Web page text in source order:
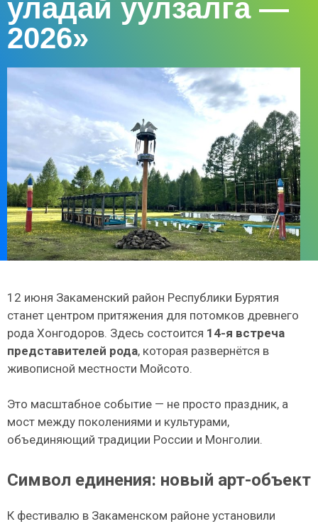
уладай уулзалга —
2026»
12 июня Закаменский район Республики Бурятия
станет центром притяжения для потомков древнего
рода Хонгодоров. Здесь состоится 14-я встреча
представителей рода, которая развернётся в
живописной местности Мойсото.
Это масштабное событие — не просто праздник, а
мост между поколениями и культурами,
объединяющий традиции России и Монголии.
Символ единения: новый арт-объект
К фестивалю в Закаменском районе установили